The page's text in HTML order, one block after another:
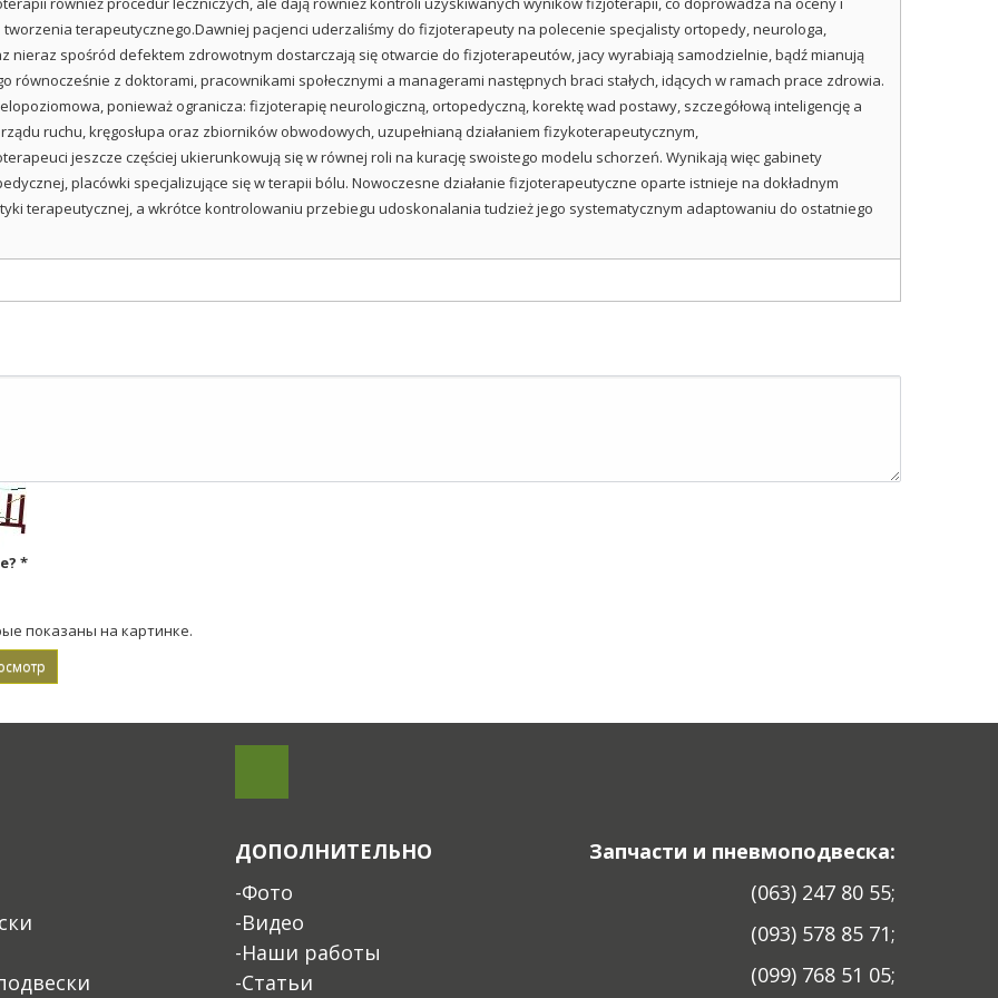
terapeutycznego.Dawniej pacjenci uderzaliśmy do fizjoterapeuty na polecenie specjalisty ortopedy, neurologa,
nieraz spośród defektem zdrowotnym dostarczają się otwarcie do fizjoterapeutów, jacy wyrabiają samodzielnie, bądź mianują
równocześnie z doktorami, pracownikami społecznymi a managerami następnych braci stałych, idących w ramach prace zdrowia.
ponieważ ogranicza: fizjoterapię neurologiczną, ortopedyczną, korektę wad postawy, szczegółową inteligencję a
ruchu, kręgosłupa oraz zbiorników obwodowych, uzupełnianą działaniem fizykoterapeutycznym,
jeszcze częściej ukierunkowują się w równej roli na kurację swoistego modelu schorzeń. Wynikają więc gabinety
placówki specjalizujące się w terapii bólu. Nowoczesne działanie fizjoterapeutyczne oparte istnieje na dokładnym
terapeutycznej, a wkrótce kontrolowaniu przebiegu udoskonalania tudzież jego systematycznym adaptowaniu do ostatniego
*
показаны на картинке.
ДОПОЛНИТЕЛЬНО
-Фото
-Видео
-Наши работы
-Статьи
Запчасти и пневмоподвеска:
(063) 247 80 55;
(093) 578 85 71;
(099) 768 51 05;